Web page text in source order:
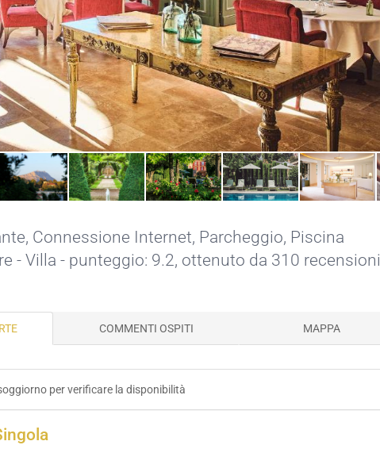
Connessione Internet, Parcheggio, Piscina
- Villa - punteggio: 9.2, ottenuto da 310 recensioni
COMMENTI OSPITI MAPPA
per verificare la disponibilità